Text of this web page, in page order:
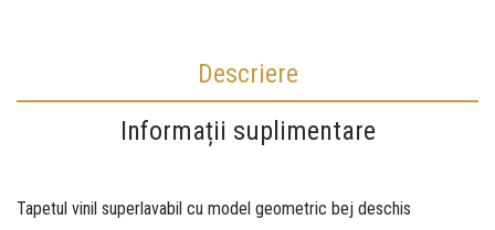
Descriere
Informații suplimentare
Tapetul vinil superlavabil cu model geometric bej deschis